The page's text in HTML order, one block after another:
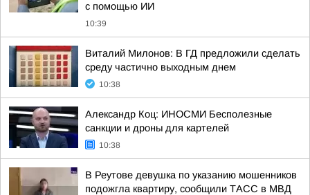
с помощью ИИ
10:39
Виталий Милонов: В ГД предложили сделать
среду частично выходным днем
10:38
Александр Коц: ИНОСМИ Бесполезные
санкции и дроны для картелей
10:38
В Реутове девушка по указанию мошенников
подожгла квартиру, сообщили ТАСС в МВД